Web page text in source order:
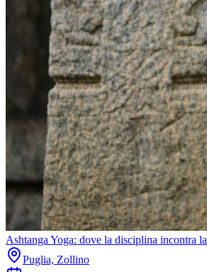
Ashtanga Yoga: dove la disciplina incontra
Puglia, Zollino